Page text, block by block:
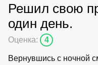
Решил свою
один день.
Оценка: 4
Вернувшись с ночной